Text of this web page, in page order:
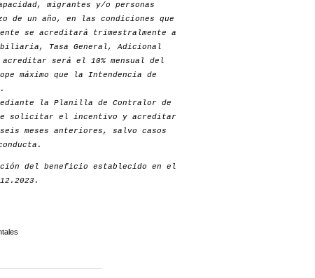
migrantes y/o personas
un año, en las condiciones que
se acreditará trimestralmente a
Tasa General, Adicional
será el 10% mensual del
máximo que la Intendencia de
la Planilla de Contralor de
de solicitar el incentivo y acreditar
meses anteriores, salvo casos
del beneficio establecido en el